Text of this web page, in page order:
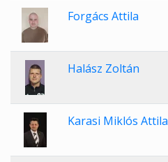
Forgács Attila
Halász Zoltán
Karasi Miklós Attila